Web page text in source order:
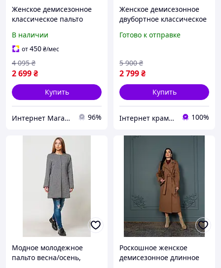
Женское демисезонное
классическое пальто
В наличии
от450₴/мес
2 699₴
4 095 ₴
Купить
Интернет Магазин Олеся 96%
Женское демисезонное
двубортное классическое
цвете
Готово к отправке
2 799₴
5 900 ₴
Купить
Інтернет крамничка "Nika Star" 100%
Модное молодежное
пальто весна/осень,
Роскошное женское
демисезонное длинное